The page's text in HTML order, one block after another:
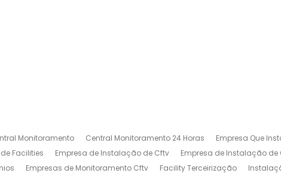
Monitoramento Central Monitoramento 24 Horas
Empresa Que
Facilities Empresa de Instalação de Cftv
Empresa de Instalação
Empresas de Monitoramento Cftv Facility Terceirização